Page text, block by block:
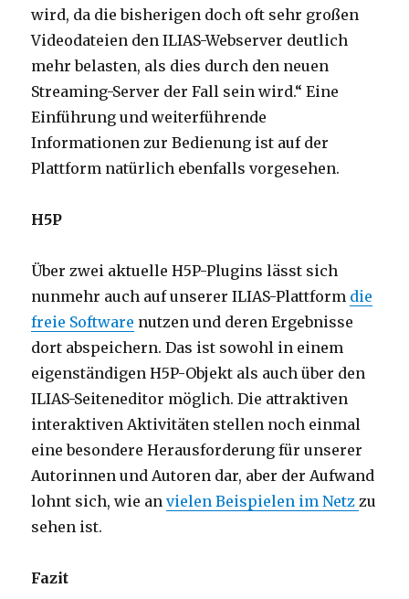
wird, da die bisherigen doch oft sehr großen
Videodateien den ILIAS-Webserver deutlich
mehr belasten, als dies durch den neuen
Streaming-Server der Fall sein wird.“ Eine
Einführung und weiterführende
Informationen zur Bedienung ist auf der
Plattform natürlich ebenfalls vorgesehen.
H5P
Über zwei aktuelle H5P-Plugins lässt sich
nunmehr auch auf unserer ILIAS-Plattform die
freie Software nutzen und deren Ergebnisse
dort abspeichern. Das ist sowohl in einem
eigenständigen H5P-Objekt als auch über den
ILIAS-Seiteneditor möglich. Die attraktiven
interaktiven Aktivitäten stellen noch einmal
eine besondere Herausforderung für unserer
Autorinnen und Autoren dar, aber der Aufwand
lohnt sich, wie anvielen Beispielen im Netzzu
sehen ist.
Fazit